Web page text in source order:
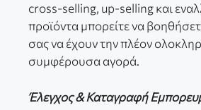
cross-selling, up-selling και
προϊόντα μπορείτε να
σας να έχουν την πλέον
συμφέρουσα αγορά.
Έλεγχος & Καταγραφή